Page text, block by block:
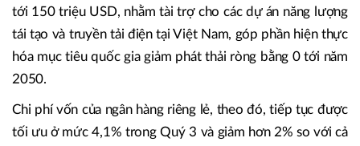
tới 150 triệu USD, nhằm tài trợ cho các dự án năng lượng
tái tạo và truyền tải điện tại Việt Nam, góp phần hiện thực
hóa mục tiêu quốc gia giảm phát thải ròng bằng 0 tới năm
2050.
Chi phí vốn của ngân hàng riêng lẻ, theo đó, tiếp tục được
tối ưu ở mức 4,1% trong Quý 3 và giảm hơn 2% so với cả